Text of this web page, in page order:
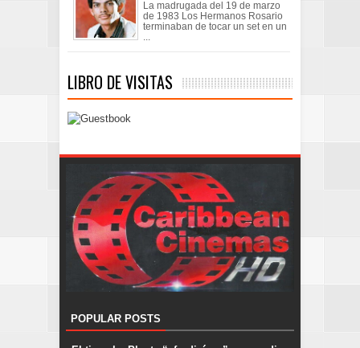
La madrugada del 19 de marzo
de 1983 Los Hermanos Rosario
terminaban de tocar un set en un
...
LIBRO DE VISITAS
POPULAR POSTS